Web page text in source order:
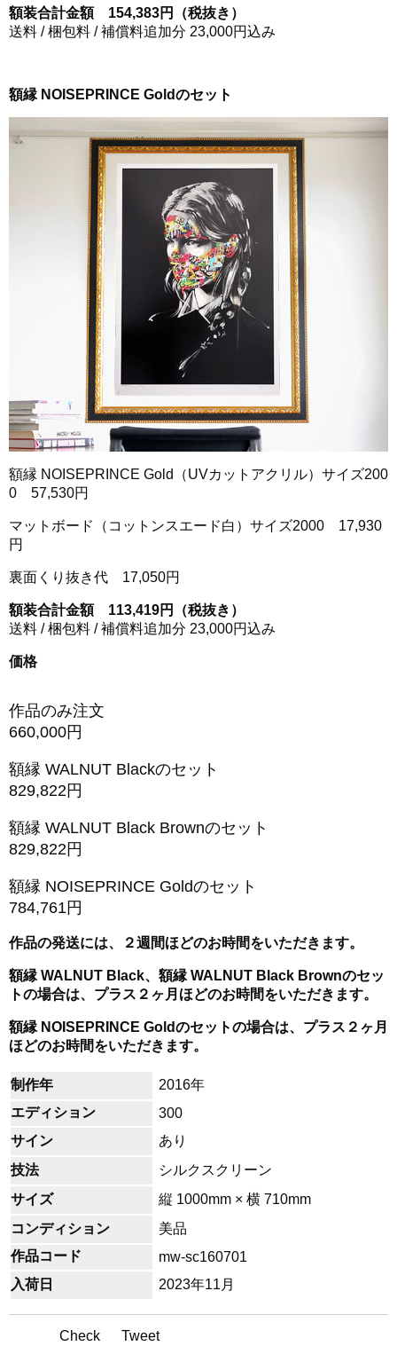
額装合計金額 154,383円（税抜き）
送料 / 梱包料 / 補償料追加分 23,000円込み
額縁 NOISEPRINCE Goldのセット
額縁 NOISEPRINCE Gold（UVカットアクリル）サイズ200
0 57,530円
マットボード（コットンスエード白）サイズ2000 17,930
円
裏面くり抜き代 17,050円
額装合計金額 113,419円（税抜き）
送料 / 梱包料 / 補償料追加分 23,000円込み
価格
作品のみ注文
660,000円
額縁 WALNUT Blackのセット
829,822円
額縁 WALNUT Black Brownのセット
829,822円
額縁 NOISEPRINCE Goldのセット
784,761円
作品の発送には、２週間ほどのお時間をいただきます。
額縁 WALNUT Black、額縁 WALNUT Black Brownのセッ
トの場合は、プラス２ヶ月ほどのお時間をいただきます。
額縁 NOISEPRINCE Goldのセットの場合は、プラス２ヶ月
ほどのお時間をいただきます。
制作年
2016年
エディション
300
サイン
あり
技法
シルクスクリーン
サイズ
縦 1000mm × 横 710mm
コンディション
美品
作品コード
mw-sc160701
入荷日
2023年11月
Check Tweet